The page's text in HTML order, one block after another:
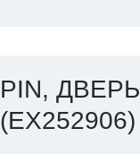
PIN,
(EX252906)